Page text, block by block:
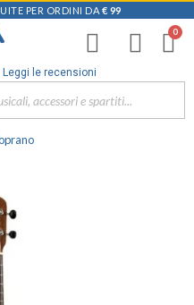
PER ORDINI DA € 99
Leggi le recensioni